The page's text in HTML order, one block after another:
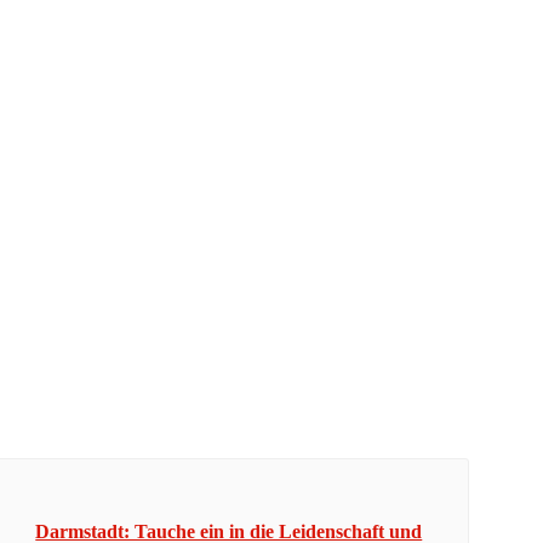
Darmstadt: Tauche ein in die Leidenschaft und